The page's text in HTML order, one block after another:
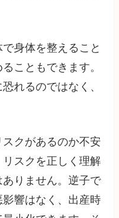
身体を整えること
こともできます。
れるのではなく、
クがあるのか不安
スクを正しく理解
りません。逆子で
響はなく、出産時